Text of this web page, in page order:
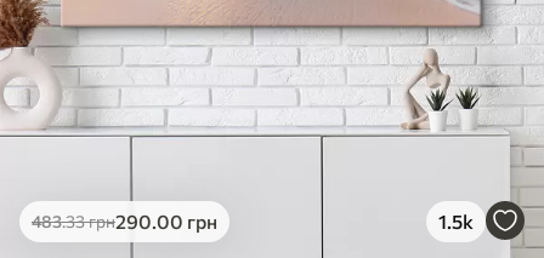
483.33грн290.00 грн 1.5k